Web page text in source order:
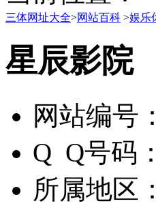
三体网址大全>网站百科 >娱乐
星辰影院
网站编号：
Q Q号码：
所属地区：